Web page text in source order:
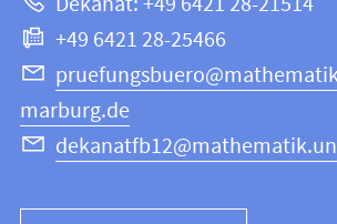
Informatik
+49 6421 28-25466
marburg.de